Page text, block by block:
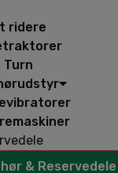
ridere
Turn
& Reservedele